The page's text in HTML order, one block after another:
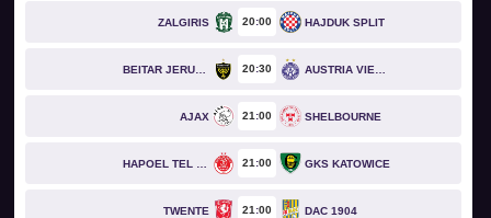
ZALGIRIS 20 00 HAJDUK SPLIT
BEITAR JERUSALEM 20 30
AJAX 21 00 SHELBOURNE
21 00 GKS KATOWICE
TWENTE 21 00 DAC 1904